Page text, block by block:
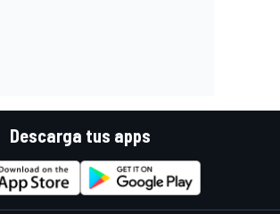
Descarga tus apps